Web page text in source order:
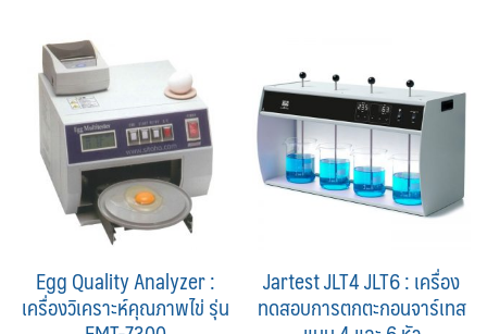
Egg Quality Analyzer :
เครื่องวิเคราะห์คุณภาพไข่ รุ่น
Jartest JLT4 JLT6 : เครื่อง
ทดสอบการตกตะกอนจาร์เทส